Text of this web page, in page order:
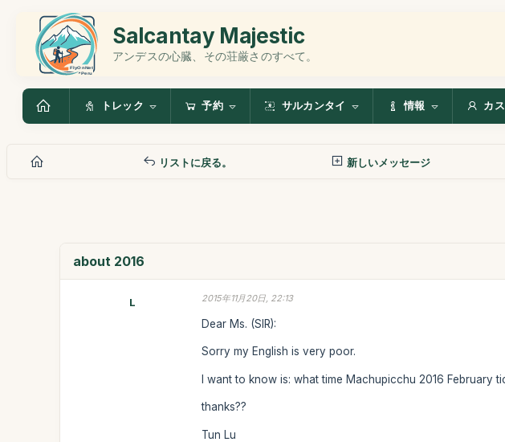
Salcantay Majestic
アンデスの心臓、その荘厳さのすべて。
トレック 予約 サルカンタイ 情報 カ
リストに戻る。 新しいメッセージ
about 2016
L 2015年11月20日, 22:13
Dear Ms. (SIR):
Sorry my English is very poor.
I want to know is: what time Machupicchu 2016 February
thanks??
Tun Lu